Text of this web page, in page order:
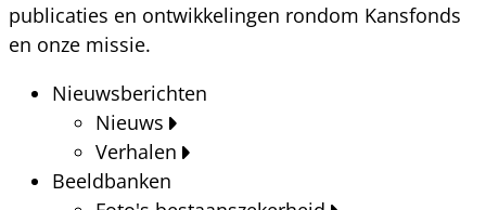
publicaties en ontwikkelingen rondom Kansfonds
en onze missie.
Nieuwsberichten
Nieuws
Verhalen
Beeldbanken